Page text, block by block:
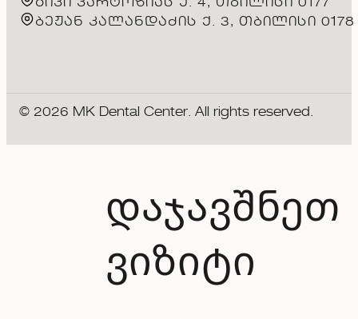
გივი კარტოზიას ქ. 4, თბილისი 0177
ბეჟან კალანდაძის ქ. 3, თბილისი 0178
© 2026 MK Dental Center. All rights reserved.
დაჯავშნეთ
ვიზიტი